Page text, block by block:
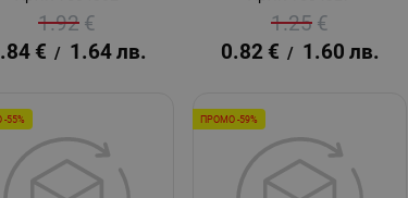
1.92 €
€ / 1.64лв.
1.25 €
0.82 € / 1.60 лв.
55% ПРОМО -59%